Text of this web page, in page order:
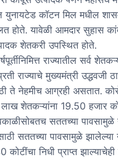
युनायटेड कॉटन मिल मधील
होते. यावेळी आमदार सुहास
शेतकरी उपस्थित होते.
राज्यातील सर्व
राज्याचे मुख्यमंत्री
ते नेहमीच आग्रही असतात.
शेतकऱ्यांना 19.50 हजार
सततच्या पावसामुळे
सततच्या पावसामुळे झालेल्या
निधी प्राप्त झाल्याचेही